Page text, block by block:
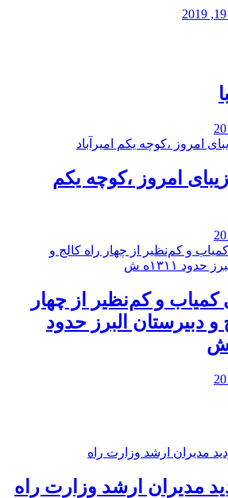
امروز ،کوچه یکم
و کم‌نظیر از چهار
و دبيرستان البرز حدود
مدیران ارشد وزارت راه